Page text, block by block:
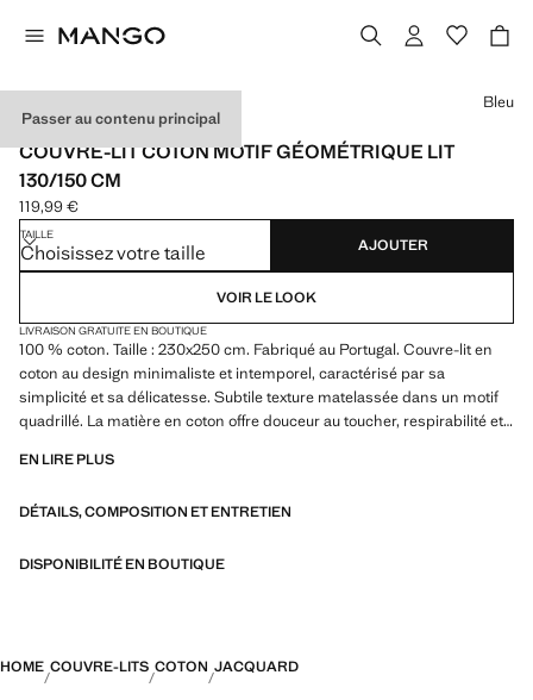
Passer au contenu principal
MADE IN PORTUGAL
COUVRE-LIT COTON MOTIF GÉOMÉTRIQUE LIT
130/150 CM
Prix actuel [119,99 € ]
119,99 €
Choisissez une couleur
Bleu
TAILLE
Choisissez votre taille AJOUTER
VOIR LE LOOK
LIVRAISON GRATUITE EN BOUTIQUE
100 % coton. Taille : 230x250 cm. Fabriqué au Portugal. Couvre-lit en
coton au design minimaliste et intemporel, caractérisé par sa
simplicité et sa délicatesse. Subtile texture matelassée dans un motif
quadrillé. La matière en coton offre douceur au toucher, respirabilité et
articles de la collection
EN LIRE PLUS
DÉTAILS, COMPOSITION ET ENTRETIEN
DISPONIBILITÉ EN BOUTIQUE
HOME COUVRE-LITS COTON JACQUARD